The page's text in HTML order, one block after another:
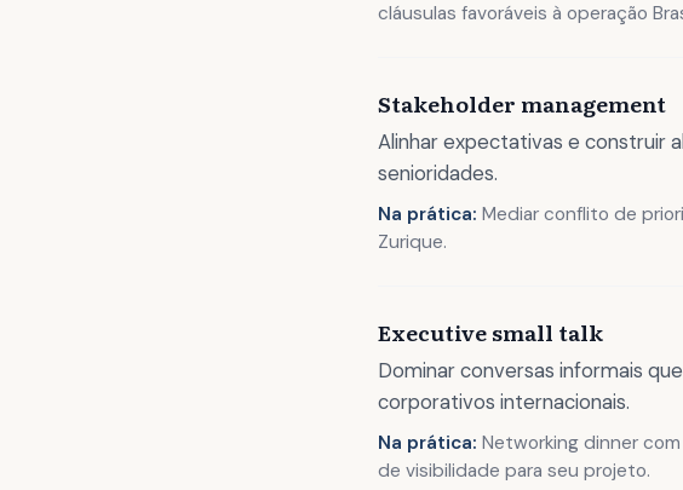
cláusulas favoráveis à operação
Stakeholder management
Alinhar expectativas e construir
senioridades.
Na prática: Mediar conflito de
Zurique.
Executive small talk
Dominar conversas informais
corporativos internacionais.
Na prática: Networking dinner
de visibilidade para seu projeto.